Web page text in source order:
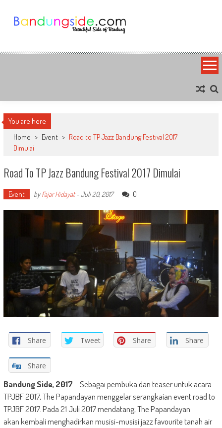
content
Bandung Side
You are here
Home > Event > Road to TP Jazz Bandung Festival 2017
Dimulai
Road To TP Jazz Bandung Festival 2017 Dimulai
Event byFajar Hidayat-Juli 20, 2017 0
Share Tweet Share Share
Share
Bandung Side, 2017– Sebagai pembuka dan teaser untuk acara
TPJBF 2017, The Papandayan menggelar serangkaian event road to
TPJBF 2017. Pada 21 Juli 2017 mendatang, The Papandayan
akan kembali menghadirkan musisi-musisi jazz favourite tanah air